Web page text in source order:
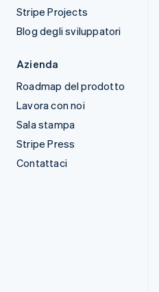
Stripe Projects
Blog degli sviluppatori
Azienda
Roadmap del prodotto
Lavora con noi
Sala stampa
Stripe Press
Contattaci